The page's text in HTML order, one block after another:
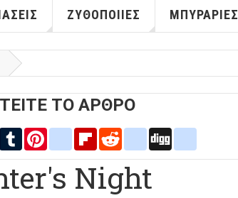
ΖΥΘΟΠΟΙΙΕΣ ΜΠΥΡΑΡΙΕΣ
ΤΟ ΑΡΘΡΟ
LiveJournal
Tumblr Pinterestblogger_post
FlipboardRedditdelicious
Night